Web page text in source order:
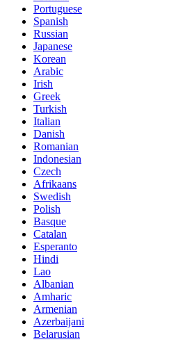
Portuguese
Spanish
Russian
Japanese
Korean
Arabic
Irish
Greek
Turkish
Italian
Danish
Romanian
Indonesian
Czech
Afrikaans
Swedish
Polish
Basque
Catalan
Esperanto
Hindi
Lao
Albanian
Amharic
Armenian
Azerbaijani
Belarusian